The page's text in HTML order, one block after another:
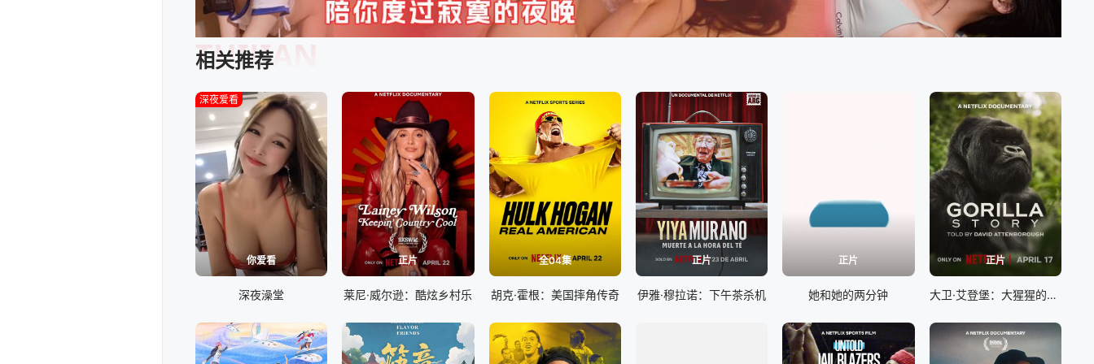
相关推荐
TUIJIAN
你爱看
深夜爱看
深夜澡堂
正片
莱尼·威尔逊：酷炫乡村乐
全04集
胡克·霍根：美国摔角传奇
正片
伊雅·穆拉诺：下午茶杀机
正片
她和她的两分钟
正片
大卫·艾登堡：大猩猩的故事